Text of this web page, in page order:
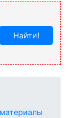
Найти!